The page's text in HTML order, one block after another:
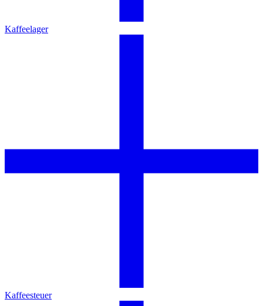
Kaffeelager
Kaffeesteuer